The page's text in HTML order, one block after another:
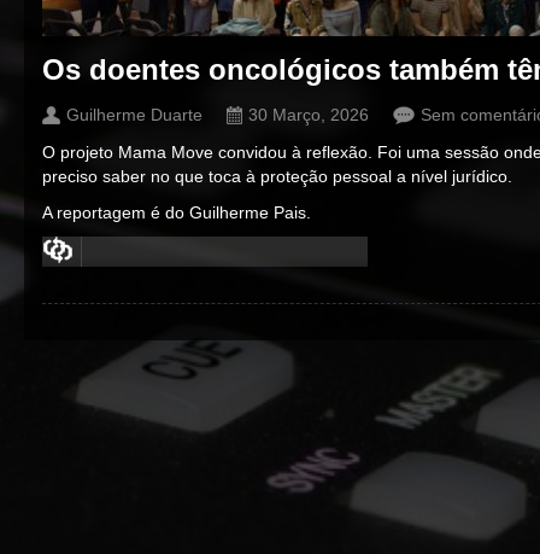
Os doentes oncológicos também
Guilherme Duarte 30 Março, 2026
Sem
O projeto Mama Move convidou à reflexão. Foi uma sessão
preciso saber no que toca à proteção pessoal a nível jurídico.
A reportagem é do Guilherme Pais.
00:00/00:00